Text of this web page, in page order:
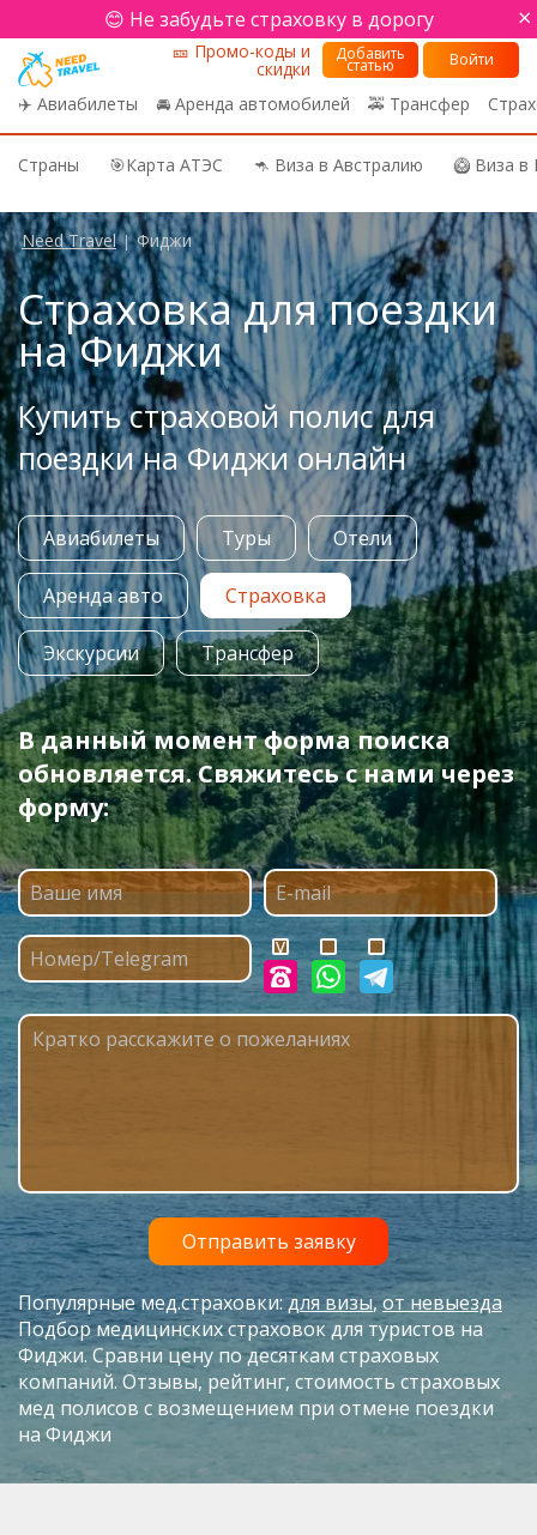
😊 Не забудьте страховку в дорогу ×
✈️ Авиабилеты 🚘 Аренда автомобилей 🚕 Трансфер
🎫 Промо-коды и
скидки
Добавить
статью Войти
Страны 🎯Карта АТЭС 🦘 Виза в Австралию 🥝 Виза
Need Travel | Фиджи
Страховка для поездки
на Фиджи
Купить страховой полис для
поездки на Фиджи онлайн
Авиабилеты Туры Отели
Аренда авто Страховка
Экскурсии Трансфер
В данный момент форма поиска
обновляется. Свяжитесь с нами через
форму:
Популярные мед.страховки:для визы,от невыезда
Подбор медицинских страховок для туристов на
Фиджи. Сравни цену по десяткам страховых
компаний. Отзывы, рейтинг, стоимость страховых
мед полисов с возмещением при отмене поездки
на Фиджи